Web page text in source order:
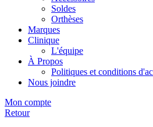
Soldes
Orthèses
Marques
Clinique
L'équipe
À Propos
Politiques et conditions
Nous joindre
Mon compte
Retour